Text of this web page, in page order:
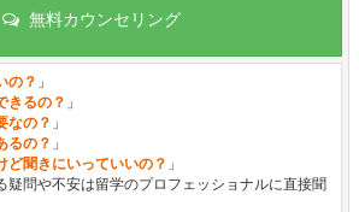
無料カウンセリング
の？ 」
きるの？ 」
なの？ 」
るの？ 」
ど聞きにいっていいの？ 」
疑問や不安は留学のプロフェッショナルに直接聞